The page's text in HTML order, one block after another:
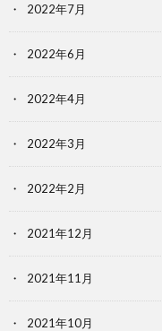
2022年7月
2022年6月
2022年4月
2022年3月
2022年2月
2021年12月
2021年11月
2021年10月